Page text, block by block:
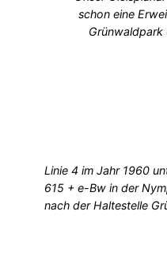
schon eine
Grünwaldpark
Linie 4 im Jahr 1960
615 + e-Bw in der
nach der Haltestelle